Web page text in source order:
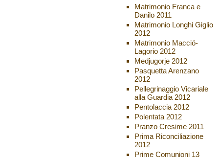
Matrimonio Franca e
Danilo 2011
Matrimonio Longhi Giglio
2012
Matrimonio Macció-
Lagorio 2012
Medjugorje 2012
Pasquetta Arenzano
2012
Pellegrinaggio Vicariale
alla Guardia 2012
Pentolaccia 2012
Polentata 2012
Pranzo Cresime 2011
Prima Riconciliazione
2012
Prime Comunioni 13